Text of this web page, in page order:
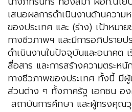
เสนอผลการดำเนินงานด้านความ
ของประเทศ และ (ร่าง) เป้าหมา
ทางชีวภาพฯ และมีการอภิปรายป
ดำเนินงานในปัจจุบันและอนาคต
สื่อสาร และการสร้างความตระห
ทางชีวภาพของประเทศ ทั้งนี้ มีผู้
ส่วนต่าง ๆ ทั้งภาครัฐ เอกชน อ
สถาบันการศึกษา และผู้ทรงคุ